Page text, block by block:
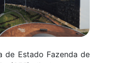
de Estado Fazenda de